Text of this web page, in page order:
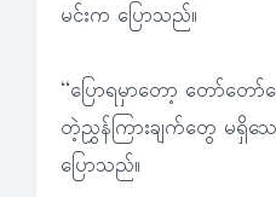
မင်းက ပြောသည်။
‘‘ပြောရမှာတော့ တော်တေ
တဲ့ညွှန်ကြားချက်တွေ မရှိသေ
ပြောသည်။